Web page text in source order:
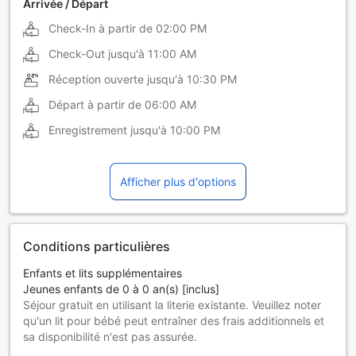
Arrivée / Départ
Check-In à partir de 02:00 PM
Check-Out jusqu'à 11:00 AM
Réception ouverte jusqu'à 10:30 PM
Départ à partir de 06:00 AM
Enregistrement jusqu'à 10:00 PM
Afficher plus d'options
Conditions particulières
Enfants et lits supplémentaires
Jeunes enfants de 0 à 0 an(s) [inclus]
Séjour gratuit en utilisant la literie existante. Veuillez noter
qu'un lit pour bébé peut entraîner des frais additionnels et
sa disponibilité n'est pas assurée.